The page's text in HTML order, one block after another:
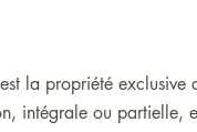
est la propriété exclusive
intégrale ou partielle,